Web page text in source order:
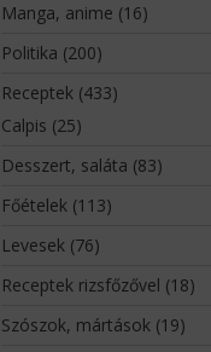
Manga, anime (16)
Politika (200)
Receptek(433)
Calpis (25)
Desszert, saláta (83)
Főételek(113)
Levesek(76)
Receptek rizsfőzővel (18)
Szószok, mártások(19)